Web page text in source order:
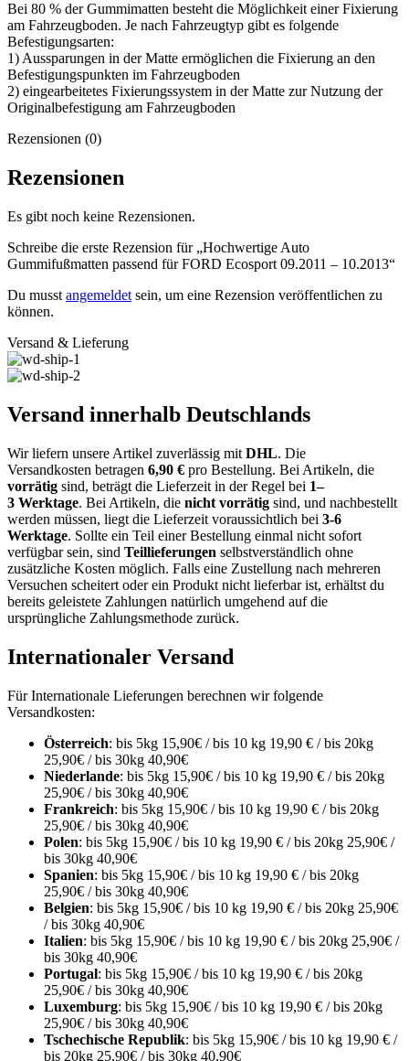
Bei 80 % der Gummimatten besteht die Möglichkeit einer Fixierung
am Fahrzeugboden. Je nach Fahrzeugtyp gibt es folgende
Befestigungsarten:
1) Aussparungen in der Matte ermöglichen die Fixierung an den
Befestigungspunkten im Fahrzeugboden
2) eingearbeitetes Fixierungssystem in der Matte zur Nutzung der
Originalbefestigung am Fahrzeugboden
Rezensionen (0)
Rezensionen
Es gibt noch keine Rezensionen.
Schreibe die erste Rezension für „Hochwertige Auto
Gummifußmatten passend für FORD Ecosport 09.2011 – 10.2013“
Du musst angemeldet sein, um eine Rezension veröffentlichen zu
können.
Versand & Lieferung
Versand innerhalb Deutschlands
Wir liefern unsere Artikel zuverlässig mit DHL. Die
Versandkosten betragen 6,90 € pro Bestellung. Bei Artikeln, die
vorrätig sind, beträgt die Lieferzeit in der Regel bei 1–
3 Werktage. Bei Artikeln, die nicht vorrätig sind, und nachbestellt
werden müssen, liegt die Lieferzeit voraussichtlich bei 3-6
Werktage. Sollte ein Teil einer Bestellung einmal nicht sofort
verfügbar sein, sind Teillieferungen selbstverständlich ohne
zusätzliche Kosten möglich. Falls eine Zustellung nach mehreren
Versuchen scheitert oder ein Produkt nicht lieferbarist, erhältst du
bereits geleistete Zahlungen natürlich umgehend auf die
ursprüngliche Zahlungsmethode zurück.
Internationaler Versand
Für Internationale Lieferungen berechnen wir folgende
Versandkosten:
Österreich: bis 5kg 15,90€ / bis 10 kg 19,90 € / bis 20kg
25,90€ / bis 30kg 40,90€
Niederlande: bis 5kg 15,90€ / bis 10 kg 19,90 € / bis 20kg
25,90€ / bis 30kg 40,90€
Frankreich: bis 5kg 15,90€ / bis 10 kg 19,90 € / bis 20kg
25,90€ / bis 30kg 40,90€
Polen: bis 5kg 15,90€ / bis 10 kg 19,90 € / bis 20kg 25,90€ /
bis 30kg 40,90€
Spanien: bis 5kg 15,90€ / bis 10 kg 19,90 € / bis 20kg
25,90€ / bis 30kg 40,90€
Belgien: bis 5kg 15,90€ / bis 10 kg 19,90 € / bis 20kg 25,90€
/ bis 30kg 40,90€
Italien: bis 5kg 15,90€ / bis 10 kg 19,90 € / bis 20kg 25,90€ /
bis 30kg 40,90€
Portugal: bis 5kg 15,90€ / bis 10 kg 19,90 € / bis 20kg
25,90€ / bis 30kg 40,90€
Luxemburg: bis 5kg 15,90€ / bis 10 kg 19,90 € / bis 20kg
25,90€ / bis 30kg 40,90€
Tschechische Republik: bis 5kg 15,90€ / bis 10 kg 19,90 € /
bis 20kg 25,90€ / bis 30kg 40,90€